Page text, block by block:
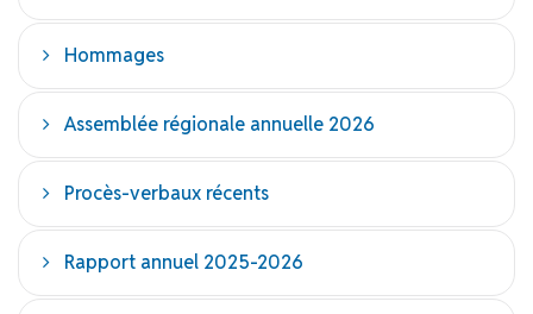
Hommages
Assemblée régionale annuelle 2026
Procès-verbaux récents
Rapport annuel 2025-2026